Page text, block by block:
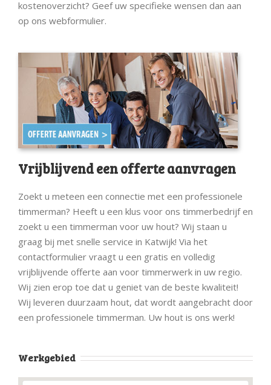
kostenoverzicht? Geef uw specifieke wensen dan aan
op ons webformulier.
Vrijblijvend een offerte aanvragen
Zoekt u meteen een connectie met een professionele
timmerman? Heeft u een klus voor ons timmerbedrijf en
zoekt u een timmerman voor uw hout? Wij staan u
graag bij met snelle service in Katwijk! Via het
contactformulier vraagt u een gratis en volledig
vrijblijvende offerte aan voor timmerwerk in uw regio.
Wij zien erop toe dat u geniet van de beste kwaliteit!
Wij leveren duurzaam hout, dat wordt aangebracht door
een professionele timmerman. Uw hout is ons werk!
Werkgebied